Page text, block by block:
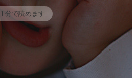
1 分で読めます